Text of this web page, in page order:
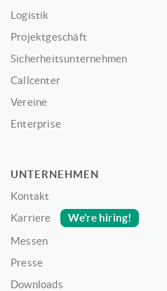
Logistik
Projektgeschäft
Sicherheitsunternehmen
Callcenter
Vereine
Enterprise
UNTERNEHMEN
Kontakt
Karriere
We’re hiring!
Messen
Presse
Downloads